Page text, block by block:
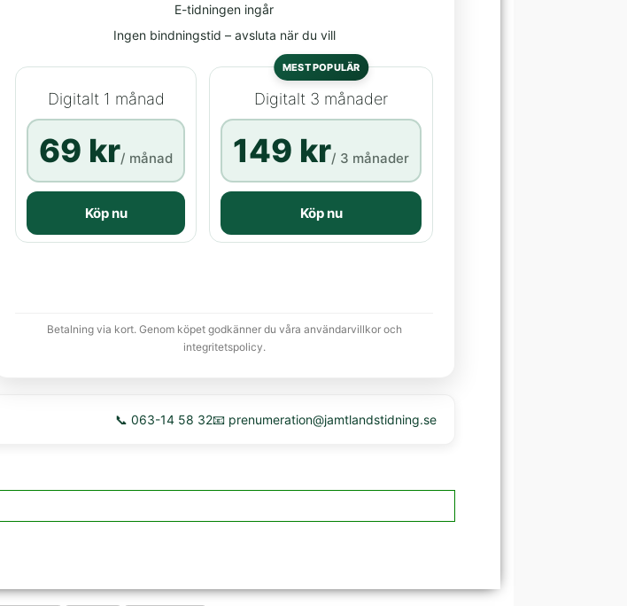
E-tidningen ingår
Ingen bindningstid – avsluta när du vill
Digitalt 1 månad
69 kr/ månad
Köp nu
MEST POPULÄR
Digitalt 3 månader
149 kr/ 3 månader
Köp nu
Betalning via kort. Genom köpet godkänner du våra användarvillkor och
integritetspolicy.
📞 063-14 58 32📧 prenumeration@jamtlandstidning.se